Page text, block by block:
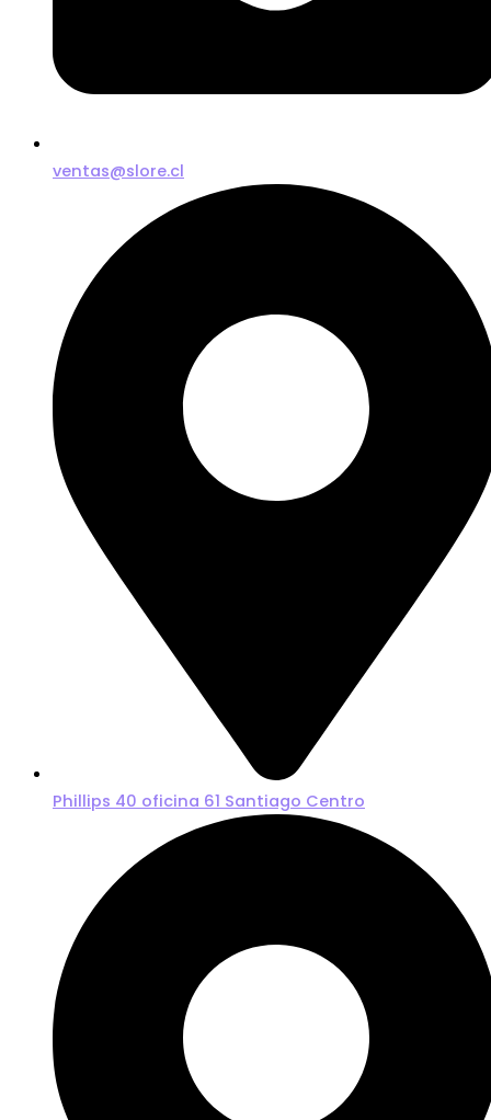
ventas@slore.cl
Phillips 40 oficina 61 Santiago Centro